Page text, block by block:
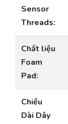
Sensor
Threads:
Chất liệu
Foam
Pad:
Chiều
Dài Dây